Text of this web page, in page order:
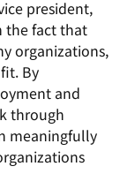
president,
the fact that
organizations,
By
and
through
meaningfully